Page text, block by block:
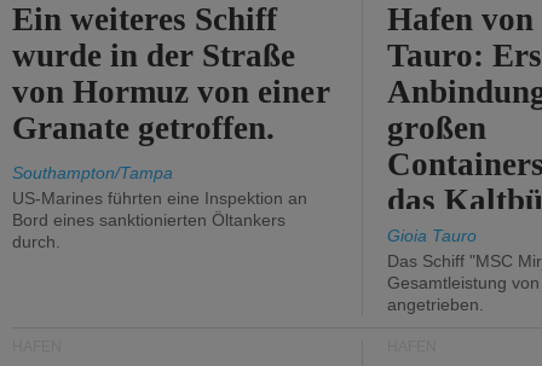
Ein weiteres Schiff
wurde in der Straße
von Hormuz von einer
Granate getroffen.
Southampton/Tampa
US-Marines führten eine Inspektion an
Bord eines sanktionierten Öltankers
durch.
Hafen
Tauro:
großen
das
Gioia Tauro
Das Schiff "MSC
Gesamtleistung
angetrieben.